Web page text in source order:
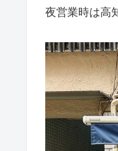
夜営業時は高